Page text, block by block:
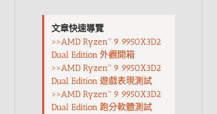
文章快速導覽
>>AMD Ryzen™ 9 9950X3D2
Dual Edition 外觀開箱
>>AMD Ryzen™ 9 9950X3D2
Dual Edition 遊戲表現測試
>>AMD Ryzen™ 9 9950X3D2
Dual Edition 跑分軟體測試